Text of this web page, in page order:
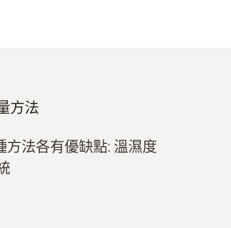
方法
方法各有優缺點: 溫濕度